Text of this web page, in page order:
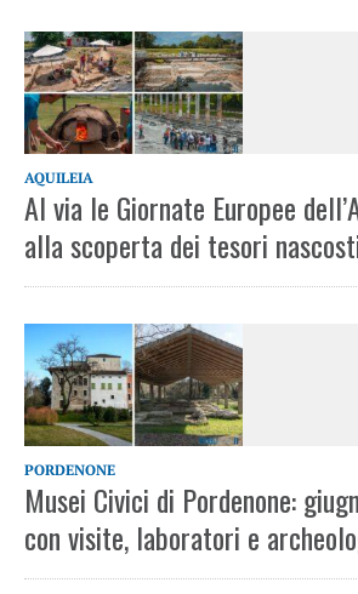
AQUILEIA
Al via le Giornate Europee
alla scoperta dei tesori
PORDENONE
Musei Civici di Pordenone:
con visite, laboratori e